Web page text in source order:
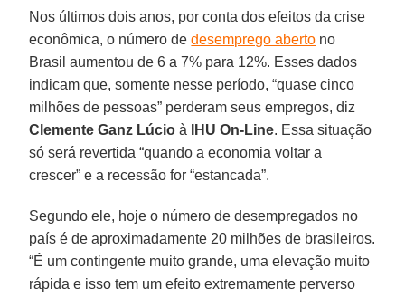
Nos últimos dois anos, por conta dos efeitos da crise
econômica, o número dedesemprego aberto no
Brasil aumentou de 6 a 7% para 12%. Esses dados
indicam que, somente nesse período, “quase cinco
milhões de pessoas” perderam seus empregos, diz
Clemente Ganz Lúcio à IHU On-Line. Essa situação
só será revertida “quando a economia voltar a
crescer” e a recessão for “estancada”.
Segundo ele, hoje o número de desempregados no
país é de aproximadamente 20 milhões de brasileiros.
“É um contingente muito grande, uma elevação muito
rápida e isso tem um efeito extremamente perverso